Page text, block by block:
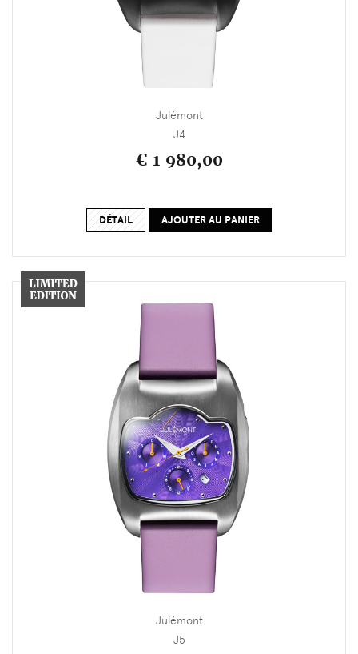
Julémont
J4
€ 1 980,00
DÉTAIL AJOUTER AU PANIER
Julémont
J5